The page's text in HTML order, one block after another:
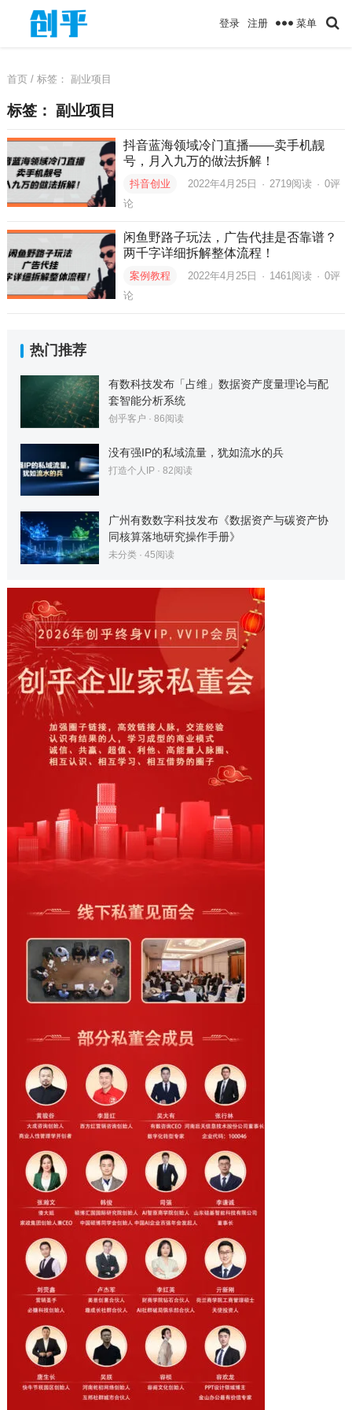
登录 注册 菜单
首页/ 标签： 副业项目
标签： 副业项目
抖音蓝海领域冷门直播——卖手机靓
号，月入九万的做法拆解！
抖音创业 2022年4月25日 · 2719阅读 · 0评
论
闲鱼野路子玩法，广告代挂是否靠谱？
两千字详细拆解整体流程！
案例教程 2022年4月25日 · 1461 阅读 · 0评
论
热门推荐
有数科技发布「占维」数据资产度量理论与配
套智能分析系统
创乎客户 · 86阅读
没有强IP的私域流量，犹如流水的兵
打造个人IP· 82阅读
广州有数数字科技发布《数据资产与碳资产协
同核算落地研究操作手册》
未分类· 45阅读